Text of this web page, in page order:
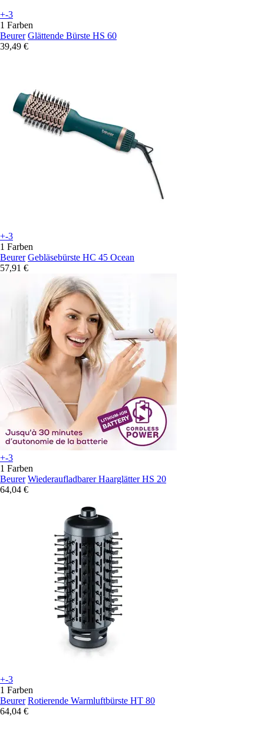
+-3
1 Farben
Beurer Glättende Bürste HS 60
39,49 €
+-3
1 Farben
Beurer Gebläsebürste HC 45 Ocean
57,91 €
+-3
1 Farben
Beurer Wiederaufladbarer Haarglätter HS 20
64,04 €
+-3
1 Farben
Beurer Rotierende Warmluftbürste HT 80
64,04 €